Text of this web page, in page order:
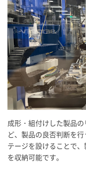
成形・組付けした製品
ど、製品の良否判断を
テージを設けることで
を収納可能です。